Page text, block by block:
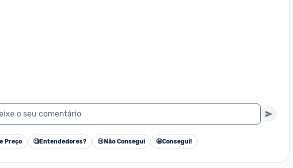
o seu comentário
Preço 🧐Entendedores? 😢 Não Consegui 🤩Consegui!